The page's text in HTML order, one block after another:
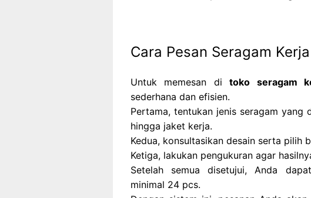
Cara Pesan Seragam
Untuk memesan ditoko seragam
sederhana dan efisien.
Pertama, tentukan jenis seragam yang
hingga jaket kerja.
Kedua, konsultasikan desain serta pilih
Ketiga, lakukan pengukuran agar
Setelah semua disetujui, Anda
minimal 24 pcs.